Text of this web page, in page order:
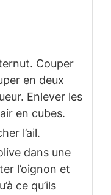
Couper
en deux
Enlever les
en cubes.
l’ail.
dans une
l’oignon et
ce qu’ils